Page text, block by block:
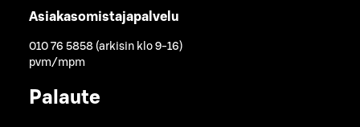
Asiakasomistajapalvelu
010 76 5858 (arkisin klo 9-16)
pvm/mpm
Palaute